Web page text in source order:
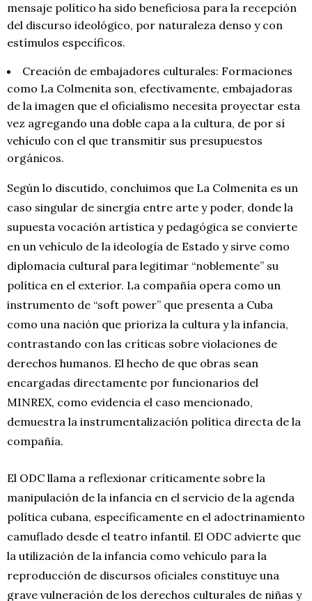
mensaje político ha sido beneficiosa para la recepción
del discurso ideológico, por naturaleza denso y con
estímulos específicos.
Creación de embajadores culturales: Formaciones
como La Colmenita son, efectivamente, embajadoras
de la imagen que el oficialismo necesita proyectar esta
vez agregando una doble capa a la cultura, de por sí
vehículo con el que transmitir sus presupuestos
orgánicos.
Según lo discutido, concluimos que La Colmenita es un
caso singular de sinergia entre arte y poder, donde la
supuesta vocación artística y pedagógica se convierte
en un vehículo de la ideología de Estado y sirve como
diplomacia cultural para legitimar “noblemente” su
política en el exterior. La compañía opera como un
instrumento de “soft power” que presenta a Cuba
como una nación que prioriza la cultura y la infancia,
contrastando con las críticas sobre violaciones de
derechos humanos. El hecho de que obras sean
encargadas directamente por funcionarios del
MINREX, como evidencia el caso mencionado,
demuestra la instrumentalización política directa de la
compañía.
El ODC llama a reflexionar críticamente sobre la
manipulación de la infancia en el servicio de la agenda
política cubana, específicamente en el adoctrinamiento
camuflado desde el teatro infantil. El ODC advierte que
la utilización de la infancia como vehículo para la
reproducción de discursos oficiales constituye una
grave vulneración de los derechos culturales de niñas y